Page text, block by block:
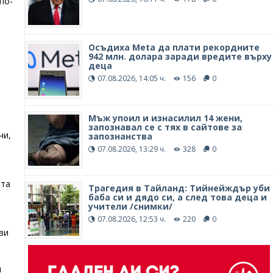
Осъдиха Meta да плати рекордните
942 млн. долара заради вредите върху
деца
07.08.2026, 14:05 ч. 156 0
Mъж упоил и изнасилил 14 жени,
запознавал се с тях в сайтове за
запознанства
07.08.2026, 13:29 ч. 328 0
Трагедия в Тайланд: Тийнейждър уби
баба си и дядо си, а след това деца и
учители /снимки/
07.08.2026, 12:53 ч. 220 0